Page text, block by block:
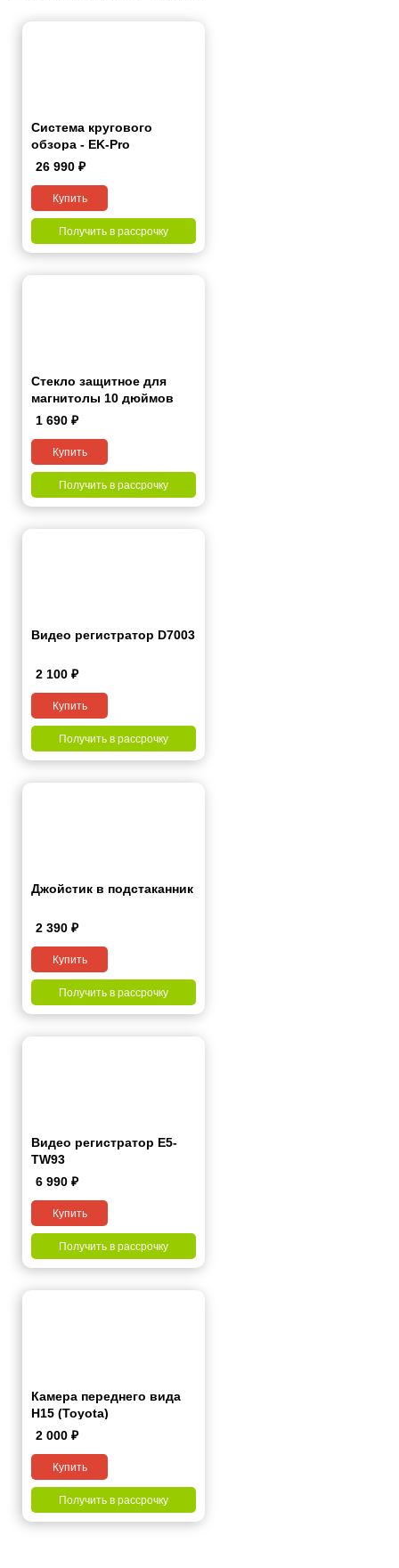
Система кругового
обзора - EK-Pro
26 990 ₽
Купить
Получить в рассрочку
Стекло защитное для
магнитолы 10 дюймов
1 690 ₽
Купить
Получить в рассрочку
Видео регистратор D7003
2 100 ₽
Купить
Получить в рассрочку
Джойстик в подстаканник
2 390 ₽
Купить
Получить в рассрочку
Видео регистратор Е5-
ТW93
6 990 ₽
Купить
Получить в рассрочку
Камера переднего вида
H15 (Toyota)
2 000 ₽
Купить
Получить в рассрочку